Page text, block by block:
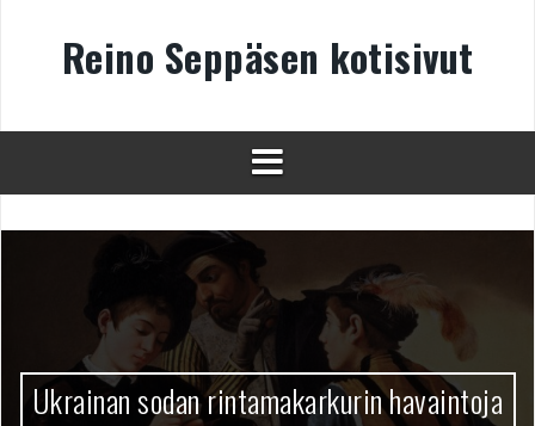
Reino Seppäsen kotisivut
Ukrainan sodan rintamakarkurin havaintoja